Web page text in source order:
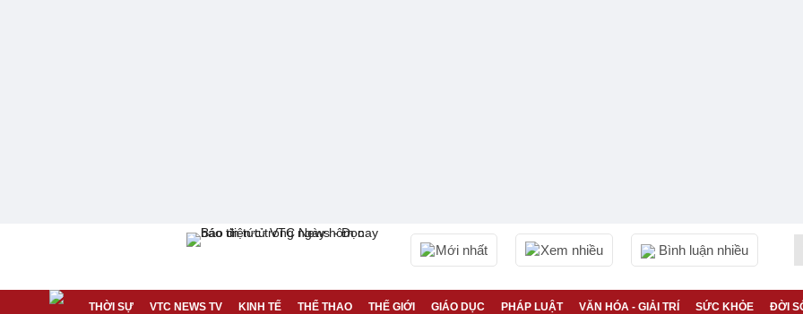
Mới nhất Xem nhiều Bình luận nhiều
THỜI SỰ VTC NEWS TV KINH TẾ THỂ THAO THẾ GIỚI GIÁO DỤC PHÁP LUẬT VĂN HÓA - GIẢI TRÍ SỨC KHỎE ĐỜI